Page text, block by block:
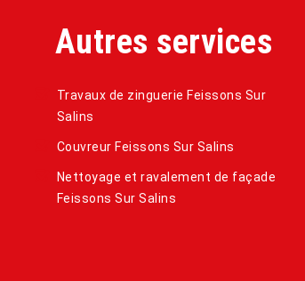
Autres services
Travaux de zinguerie Feissons Sur
Salins
Couvreur Feissons Sur Salins
Nettoyage et ravalement de façade
Feissons Sur Salins